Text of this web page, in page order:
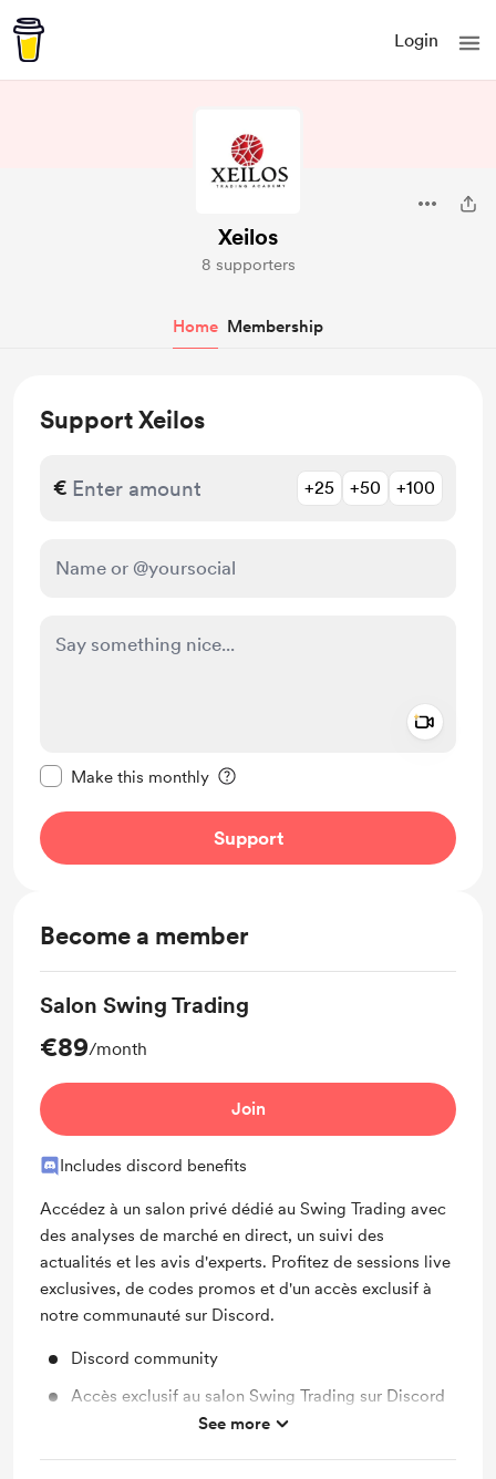
Login
Xeilos
8 supporters
Home Membership
Support Xeilos
€ +25 +50 +100
Make this monthly
Support
Become a member
Salon Swing Trading
€89/month
Join
Includes discord benefits
Accédez à un salon privé dédié au Swing Trading avec
des analyses de marché en direct, un suivi des
actualités et les avis d'experts. Profitez de sessions live
exclusives, de codes promos et d'un accès exclusif à
notre communauté sur Discord.
Discord community
Accès exclusif au salon Swing Trading sur Discord
Sessions live exclusives sur le Swing Trading
See more